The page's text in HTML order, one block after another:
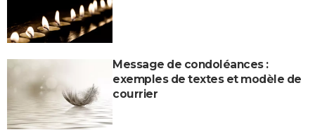
Message de condoléances :
exemples de textes et modèle de
courrier